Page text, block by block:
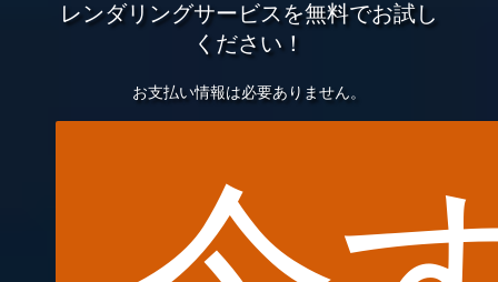
で
レンダリングサービスを無料でお試し
ください！
お支払い情報は必要ありません。